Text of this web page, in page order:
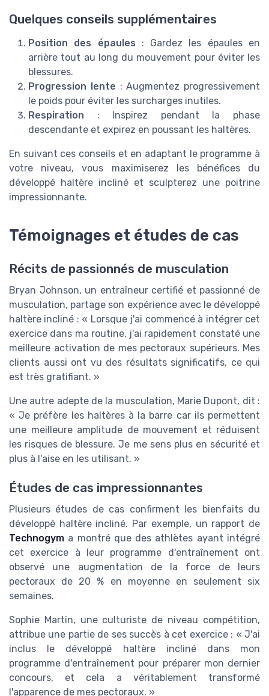
Quelques conseils supplémentaires
Position des épaules : Gardez les épaules en
arrière tout au long du mouvement pour éviter les
blessures.
Progression lente : Augmentez progressivement
le poids pour éviter les surcharges inutiles.
Respiration : Inspirez pendant la phase
descendante et expirez en poussant les haltères.
En suivant ces conseils et en adaptant le programme à
votre niveau, vous maximiserez les bénéfices du
développé haltère incliné et sculpterez une poitrine
impressionnante.
Témoignages et études de cas
Récits de passionnés de musculation
Bryan Johnson, un entraîneur certifié et passionné de
musculation, partage son expérience avec le développé
haltère incliné : « Lorsque j'ai commencé à intégrer cet
exercice dans ma routine, j'ai rapidement constaté une
meilleure activation de mes pectoraux supérieurs. Mes
clients aussi ont vu des résultats significatifs, ce qui
est très gratifiant. »
Une autre adepte de la musculation, Marie Dupont, dit :
« Je préfère les haltères à la barre car ils permettent
une meilleure amplitude de mouvement et réduisent
les risques de blessure. Je me sens plus en sécurité et
plus à l'aise en les utilisant. »
Études de cas impressionnantes
Plusieurs études de cas confirment les bienfaits du
développé haltère incliné. Par exemple, un rapport de
Technogym a montré que des athlètes ayant intégré
cet exercice à leur programme d'entraînement ont
observé une augmentation de la force de leurs
pectoraux de 20 % en moyenne en seulement six
semaines.
Sophie Martin, une culturiste de niveau compétition,
attribue une partie de ses succès à cet exercice : « J'ai
inclus le développé haltère incliné dans mon
programme d'entraînement pour préparer mon dernier
concours, et cela a véritablement transformé
l'apparence de mes pectoraux. »